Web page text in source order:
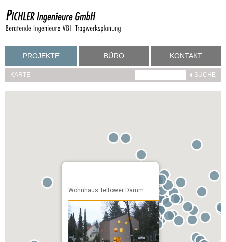
PROJEKTE BÜRO KONTAKT
KARTE
Wohnhaus Teltower Damm